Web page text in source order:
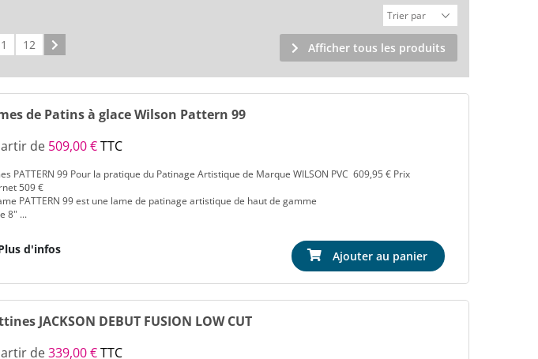
12 Afficher tous les produits
de Patins à glace Wilson Pattern 99
de 509,00 €TTC
PATTERN 99 Pour la pratique du Patinage Artistique de Marque WILSON PVC 609,95 € Prix
509 €
PATTERN 99 est une lame de patinage artistique de haut de gamme
8" ...
d'infos Ajouter au panier
JACKSON DEBUT FUSION LOW CUT
de339,00 €TTC